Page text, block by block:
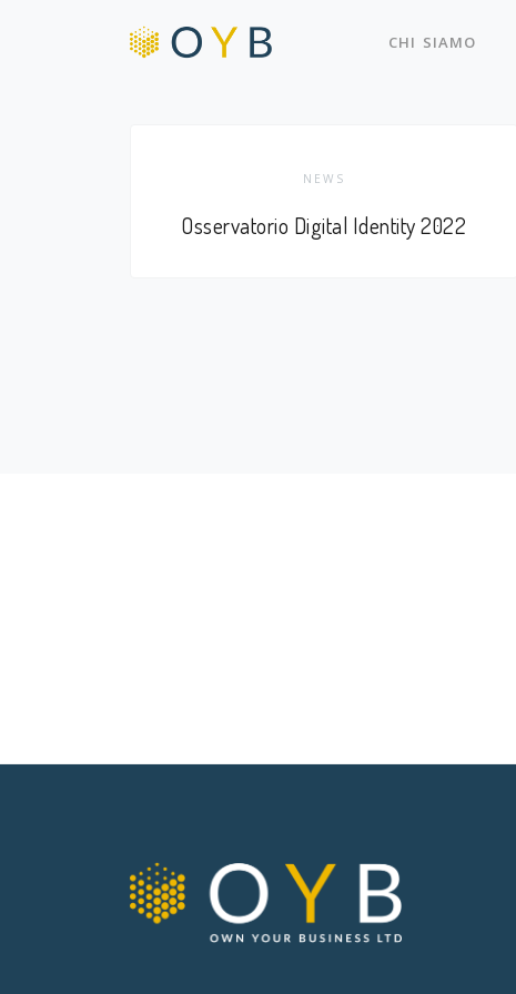
CHI SIAMO
NEWS
Osservatorio Digital Identity 2022